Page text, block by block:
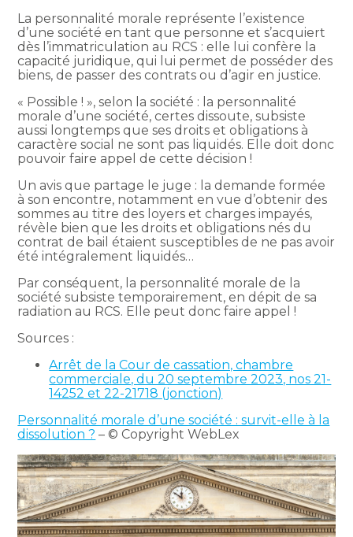
La personnalité morale représente l’existence
d’une société en tant que personne et s’acquiert
dès l’immatriculation au RCS : elle lui confère la
capacité juridique, qui lui permet de posséder des
biens, de passer des contrats ou d’agir en justice.
« Possible ! », selon la société : la personnalité
morale d’une société, certes dissoute, subsiste
aussi longtemps que ses droits et obligations à
caractère social ne sont pas liquidés. Elle doit donc
pouvoir faire appel de cette décision !
Un avis que partage le juge : la demande formée
à son encontre, notamment en vue d’obtenir des
sommes au titre des loyers et charges impayés,
révèle bien que les droits et obligations nés du
contrat de bail étaient susceptibles de ne pas avoir
été intégralement liquidés…
Par conséquent, la personnalité morale de la
société subsiste temporairement, en dépit de sa
radiation au RCS. Elle peut donc faire appel !
Sources :
Arrêt de la Cour de cassation, chambre
commerciale, du 20 septembre 2023, nos 21-
14252 et 22-21718 (jonction)
Personnalité morale d’une société : survit-elle à la
dissolution ? – © Copyright WebLex